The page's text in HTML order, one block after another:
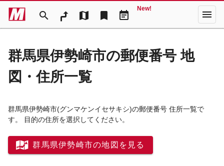
search map bookmark event_note
New! menu
群馬県伊勢崎市の郵便番号 地
図・住所一覧
群馬県伊勢崎市(グンマケンイセサキシ)の郵便番号 住所一覧で
す。 目的の住所を選択してください。
群馬県伊勢崎市の地図を見る